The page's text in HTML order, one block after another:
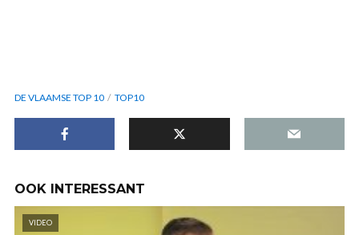
DE VLAAMSE TOP 10 TOP10
OOK INTERESSANT
VIDEO